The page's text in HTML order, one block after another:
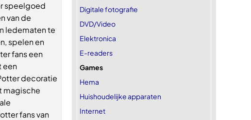
speelgoed
van de
ledematen te
spelen en
fans een
een
decoratie
magische
fans van
Digitale fotografie
DVD/Video
Elektronica
E-readers
Games
Hema
Huishoudelijke apparaten
Internet